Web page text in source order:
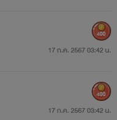
17 ก.ค. 2567 03:42 น.
400
17 ก.ค. 2567 03:42 น.
400